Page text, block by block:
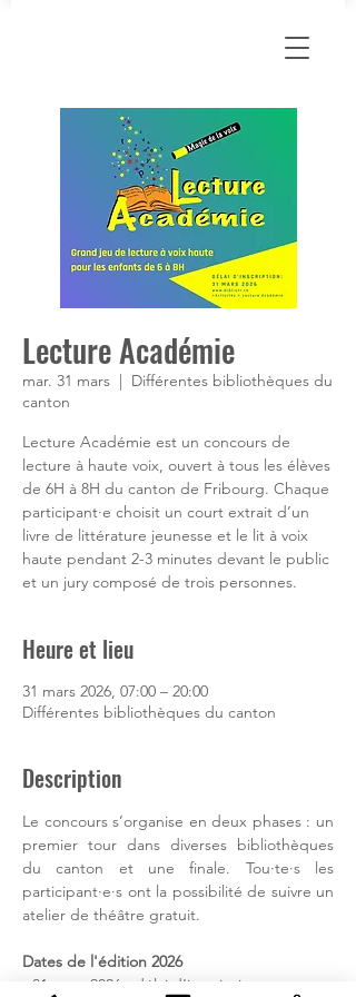
Lecture Académie
mar. 31 mars
  |
Différentes bibliothèques du
canton
Lecture Académie est un concours de
lecture à haute voix, ouvert à tous les élèves
de 6H à 8H du canton de Fribourg. Chaque
participant·e choisit un court extrait d’un
livre de littérature jeunesse et le lit à voix
haute pendant 2-3 minutes devant le public
et un jury composé de trois personnes.
Heure et lieu
31 mars 2026, 07:00 – 20:00
Différentes bibliothèques du canton
Description
Le concours s’organise en deux phases : un
premier tour dans diverses bibliothèques
du canton et une finale. Tou·te·s les
participant·e·s ont la possibilité de suivre un
atelier de théâtre gratuit.
Dates de l'édition 2026
- 31 mars 2026 : délai d’inscription